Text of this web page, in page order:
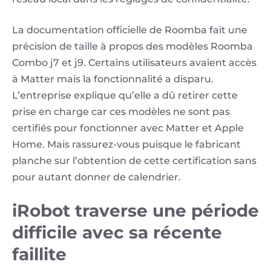
La documentation officielle de Roomba fait une
précision de taille à propos des modèles Roomba
Combo j7 et j9. Certains utilisateurs avaient accès
à Matter mais la fonctionnalité a disparu.
L’entreprise explique qu’elle a dû retirer cette
prise en charge car ces modèles ne sont pas
certifiés pour fonctionner avec Matter et Apple
Home. Mais rassurez-vous puisque le fabricant
planche sur l’obtention de cette certification sans
pour autant donner de calendrier.
iRobot traverse une période
difficile avec sa récente
faillite